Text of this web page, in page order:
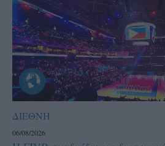
ΔΙΕΘΝΗ
06/08/2026